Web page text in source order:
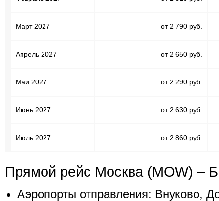
Март 2027 от 2 790 руб.
Апрель 2027 от 2 650 руб.
Май 2027 от 2 290 руб.
Июнь 2027 от 2 630 руб.
Июль 2027 от 2 860 руб.
Прямой рейс Москва (MOW) –
Аэропорты отправления: Внуково,